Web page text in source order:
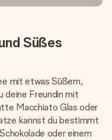
Süßes
mit etwas Süßem,
deine Freundin mit
Macchiato Glas oder
kannst du bestimmt
oder einem